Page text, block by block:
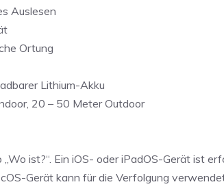
Auslesen
Ortung
Lithium-Akku
20 – 50 Meter Outdoor
ist?“. Ein iOS- oder iPadOS-Gerät ist
Gerät kann für die Verfolgung